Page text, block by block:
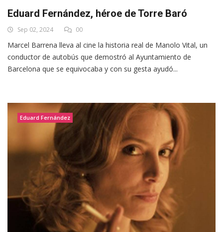
Eduard Fernández, héroe de Torre Baró
Sep 02, 2024 00
Marcel Barrena lleva al cine la historia real de Manolo Vital, un
conductor de autobús que demostró al Ayuntamiento de
Barcelona que se equivocaba y con su gesta ayudó...
Eduard Fernández